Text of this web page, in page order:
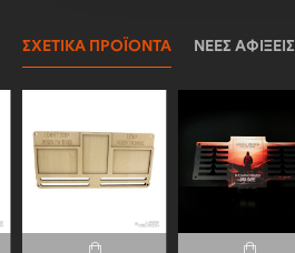
ΣΧΕΤΙΚΆ ΠΡΟΪΌΝΤΑ ΝΈΕΣ ΑΦΊΞΕΙΣ